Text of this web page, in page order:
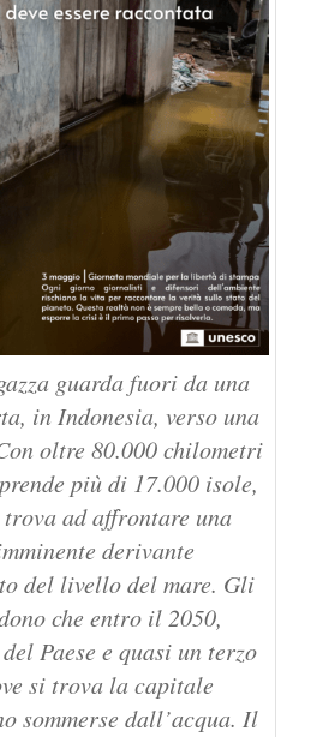
guarda fuori da una
in Indonesia, verso una
oltre 80.000 chilometri
più di 17.000 isole,
ad affrontare una
derivante
del livello del mare. Gli
che entro il 2050,
Paese e quasi un terzo
si trova la capitale
sommerse dall’acqua. Il